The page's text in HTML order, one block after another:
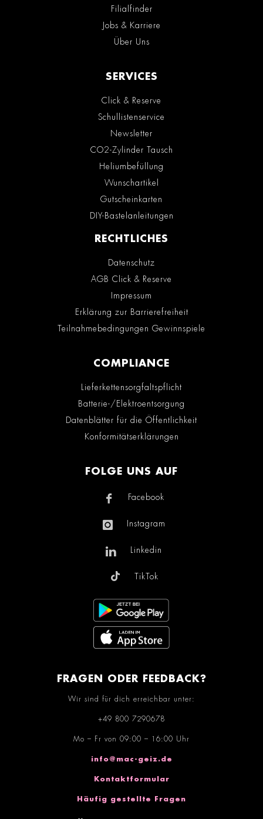
Filialfinder
Jobs & Karriere
Über Uns
SERVICES
Click & Reserve
Schullistenservice
Newsletter
CO2-Zylinder Tausch
Heliumbefüllung
Wunschartikel
Gutscheinkarten
DIY-Bastelanleitungen
RECHTLICHES
Datenschutz
AGB Click & Reserve
Impressum
Erklärung zur Barrierefreiheit
Teilnahmebedingungen Gewinnspiele
COMPLIANCE
Lieferkettensorgfaltspflicht
Batterie-/Elektroentsorgung
Datenblätter für die Öffentlichkeit
Konformitätserklärungen
FOLGE UNS AUF
Facebook
Instagram
Linkedin
TikTok
FRAGEN ODER FEEDBACK?
Wir sind für dich erreichbar unter:
+49 800 7290678
Mo – Fr von 09:00 – 16:00 Uhr
info@mac-geiz.de
Kontaktformular
Häufig gestellte Fragen